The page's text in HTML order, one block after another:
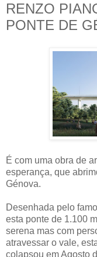
RENZO
PONTE DE
É com uma obra de
esperança, que
Génova.
Desenhada pelo
esta ponte de 1.100
serena mas com
atravessar o vale,
colapsou em Agosto